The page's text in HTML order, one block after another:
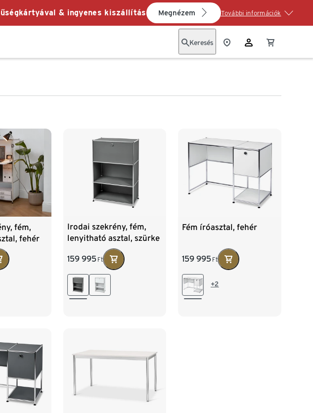
& ingyenes kiszállítás Megnézem További információk
Keresés
fém,
fehér
Irodai szekrény, fém,
lenyitható asztal, szürke
159 995 Ft
Fém íróasztal, fehér
159 995 Ft
+2